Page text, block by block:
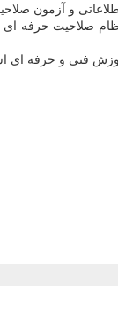
حرفه ای، با
حرفه ای
فنی و حرفه ای